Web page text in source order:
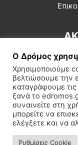
Εγγραφή
Ο Δρόμος
Χρησιμοποιούμε
βελτιώσουμε την
καταγράφουμε
ξανά το
συναινείτε στη
μπορείτε να
ελέγξετε και να
Ρυθμίσεις Cookie